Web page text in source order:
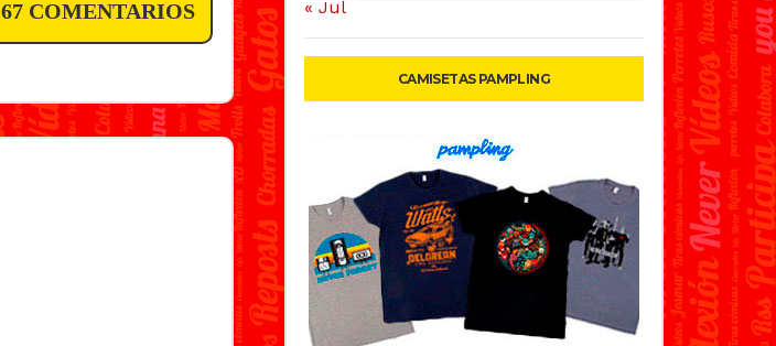
67 COMENTARIOS
« Jul
CAMISETAS PAMPLING